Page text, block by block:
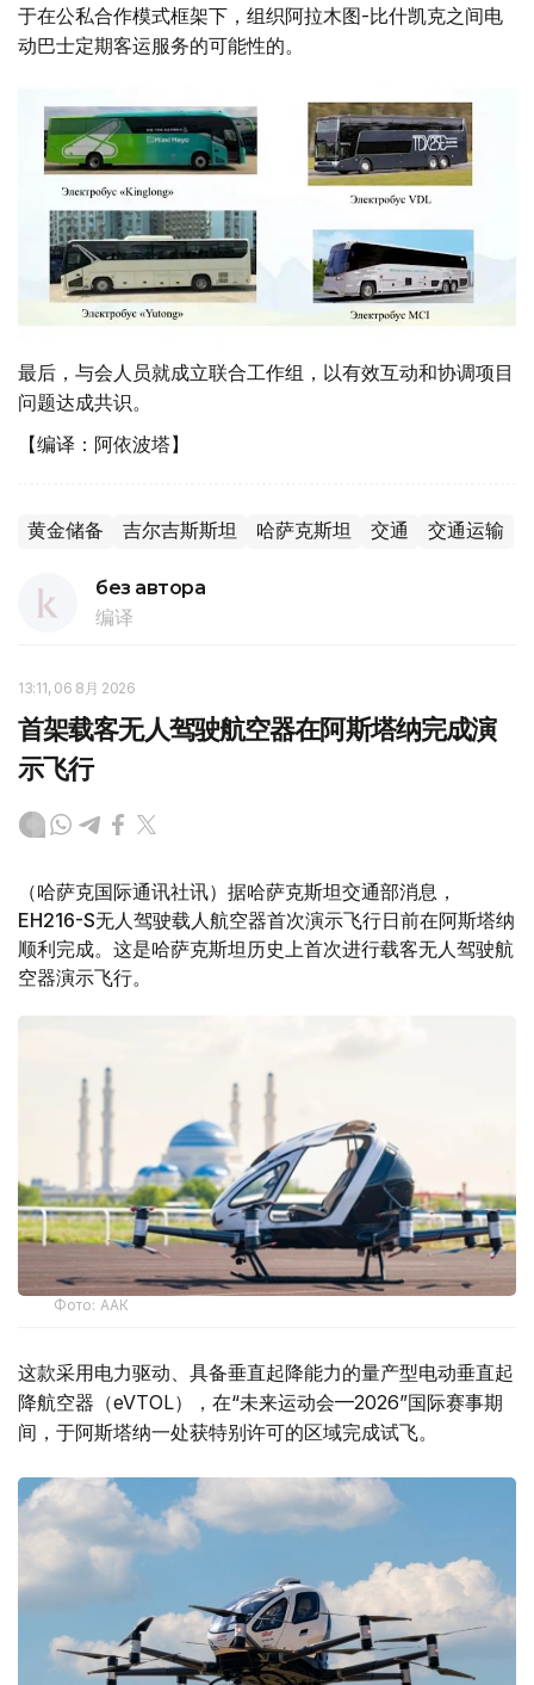
于在公私合作模式框架下，组织阿拉木图-比什凯克之间电
动巴士定期客运服务的可能性的。
最后，与会人员就成立联合工作组，以有效互动和协调项目
问题达成共识。
【编译：阿依波塔】
黄金储备 吉尔吉斯斯坦 哈萨克斯坦 交通 交通运输
без автора
编译
13:11, 06 8月 2026
首架载客无人驾驶航空器在阿斯塔纳完成演
示飞行
（哈萨克国际通讯社讯）据哈萨克斯坦交通部消息，
EH216-S无人驾驶载人航空器首次演示飞行日前在阿斯塔纳
顺利完成。这是哈萨克斯坦历史上首次进行载客无人驾驶航
空器演示飞行。
Фото: ААК
这款采用电力驱动、具备垂直起降能力的量产型电动垂直起
降航空器（eVTOL），在“未来运动会—2026”国际赛事期
间，于阿斯塔纳一处获特别许可的区域完成试飞。